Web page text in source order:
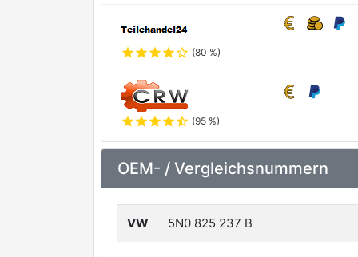
starstarstarstarstar_outline (80 %)
starstarstarstarstar_half (95 %)
OEM- / Vergleichsnummern
VW 5N0 825 237 B